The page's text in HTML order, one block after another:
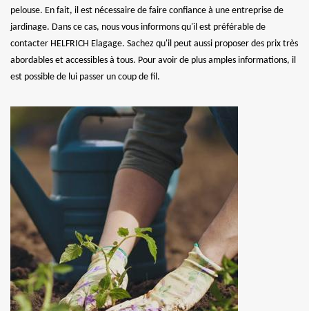
pelouse. En fait, il est nécessaire de faire confiance à une entreprise de
jardinage. Dans ce cas, nous vous informons qu'il est préférable de
contacter HELFRICH Elagage. Sachez qu'il peut aussi proposer des prix très
abordables et accessibles à tous. Pour avoir de plus amples informations, il
est possible de lui passer un coup de fil.